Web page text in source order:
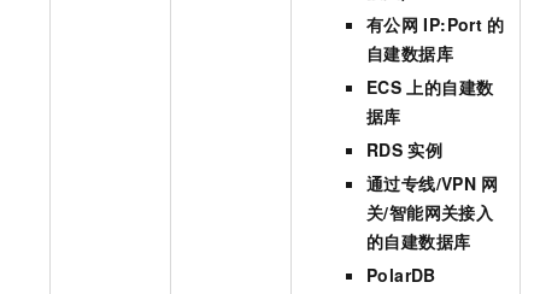
有公网 IP:Port 的
自建数据库
ECS 上的自建数
据库
RDS 实例
通过专线/VPN 网
关/智能网关接入
的自建数据库
PolarDB